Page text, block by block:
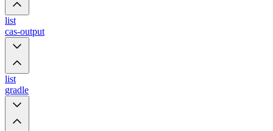
list
cas-output
list
gradle